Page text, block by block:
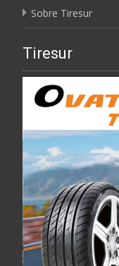
Sobre Tiresur
Tiresur